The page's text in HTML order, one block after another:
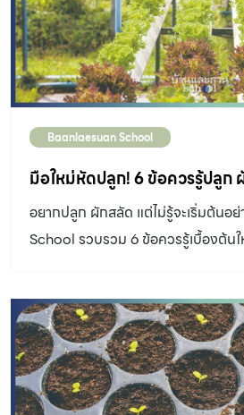
Baanlaesuan School
มือใหม่หัดปลูก! 6 ข้อควรรู้ปลูก
อยากปลูก ผักสลัด แต่ไม่รู้จะเริ่มต้นอย่
School รวบรวม 6 ข้อควรรู้เบื้องต้น